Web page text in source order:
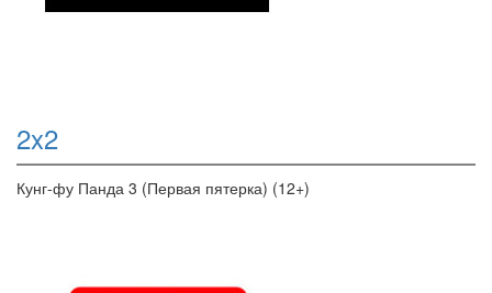
2x2
Кунг-фу Панда 3 (Первая пятерка) (12+)